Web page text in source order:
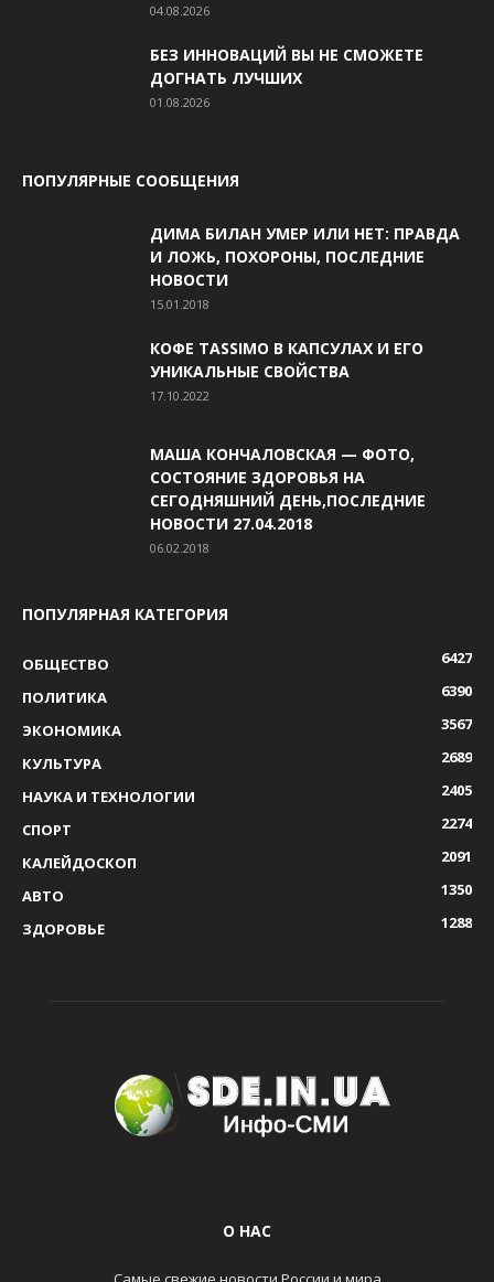
04.08.2026
БЕЗ ИННОВАЦИЙ ВЫ НЕ СМОЖЕТЕ
ДОГНАТЬ ЛУЧШИХ
01.08.2026
ПОПУЛЯРНЫЕ СООБЩЕНИЯ
ДИМА БИЛАН УМЕР ИЛИ НЕТ: ПРАВДА
И ЛОЖЬ, ПОХОРОНЫ, ПОСЛЕДНИЕ
НОВОСТИ
15.01.2018
КОФЕ TASSIMO В КАПСУЛАХ И ЕГО
УНИКАЛЬНЫЕ СВОЙСТВА
17.10.2022
МАША КОНЧАЛОВСКАЯ — ФОТО,
СОСТОЯНИЕ ЗДОРОВЬЯ НА
СЕГОДНЯШНИЙ ДЕНЬ,ПОСЛЕДНИЕ
НОВОСТИ 27.04.2018
06.02.2018
ПОПУЛЯРНАЯ КАТЕГОРИЯ
ОБЩЕСТВО
6427
ПОЛИТИКА
6390
ЭКОНОМИКА
3567
КУЛЬТУРА
2689
НАУКА И ТЕХНОЛОГИИ
2405
СПОРТ
2274
КАЛЕЙДОСКОП
2091
АВТО
1350
ЗДОРОВЬЕ
1288
О НАС